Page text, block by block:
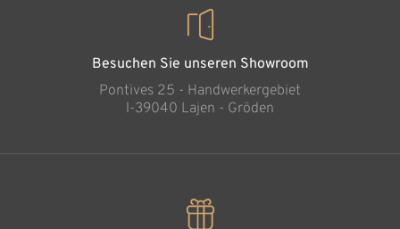
Besuchen Sie unseren Showroom
Pontives 25 - Handwerkergebiet
l-39040 Lajen - Gröden